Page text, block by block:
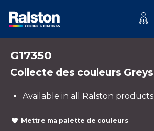
G17350
Collecte des couleurs Greys
Available in all Ralston products
Mettre ma palette de couleurs